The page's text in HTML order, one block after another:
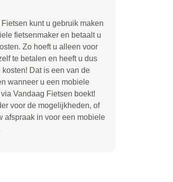
kunt u gebruik maken
fietsenmaker en betaalt u
Zo hoeft u alleen voor
te betalen en heeft u dus
kosten! Dat is een van de
wanneer u een mobiele
Vandaag Fietsen boekt!
voor de mogelijkheden, of
afspraak in voor een mobiele